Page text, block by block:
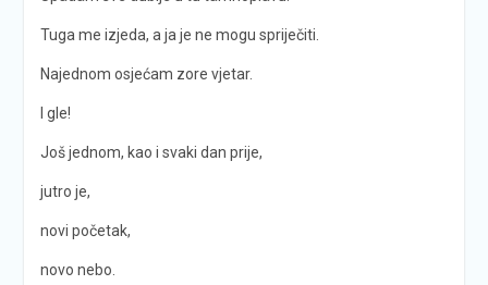
Tuga me izjeda, a ja je ne mogu spriječiti.
Najednom osjećam zore vjetar.
I gle!
Još jednom, kao i svaki dan prije,
jutro je,
novi početak,
novo nebo.